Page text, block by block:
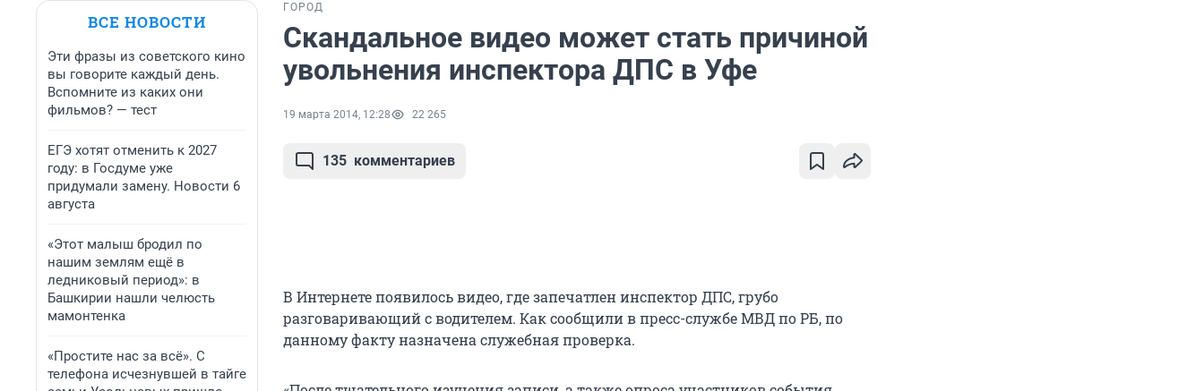
ВСЕ НОВОСТИ
Эти фразы из советского кино
вы говорите каждый день.
Вспомните из каких они
фильмов? — тест
ЕГЭ хотят отменить к 2027
году: в Госдуме уже
придумали замену. Новости 6
августа
«Этот малыш бродил по
нашим землям ещё в
ледниковый период»: в
Башкирии нашли челюсть
мамонтенка
«Простите нас за всё». С
телефона исчезнувшей в тайге
ГОРОД
Скандальное видео может стать причиной
увольнения инспектора ДПС в Уфе
19 марта 2014, 12:28 22 265
135 комментариев
В Интернете появилось видео, где запечатлен инспектор ДПС, грубо
разговаривающий с водителем. Как сообщили в пресс-службе МВД по РБ, по
данному факту назначена служебная проверка.